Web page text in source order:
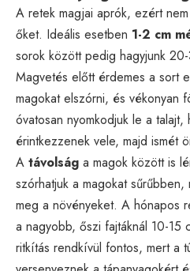
A retek magjai aprók, ezért
őket. Ideális esetben 1-2 cm
sorok között pedig hagyjunk
Magvetés előtt érdemes a sort
magokat elszórni, és vékonyan
óvatosan nyomkodjuk le a talajt,
érintkezzenek vele, majd ismét
A távolság a magok között is
szórhatjuk a magokat sűrűbben,
meg a növényeket. A hónapos
a nagyobb, őszi fajtáknál 10-15
ritkítás rendkívül fontos, mert a